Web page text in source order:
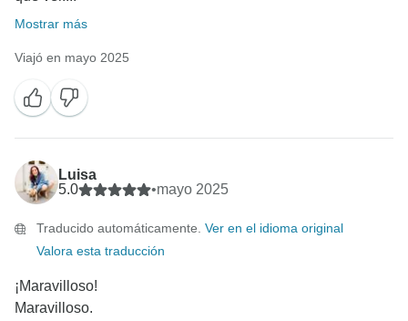
Mostrar más
Viajó en mayo 2025
Luisa
5.0
•mayo 2025
Traducido automáticamente. Ver en el idioma original
Valora esta traducción
¡Maravilloso!
Maravilloso.